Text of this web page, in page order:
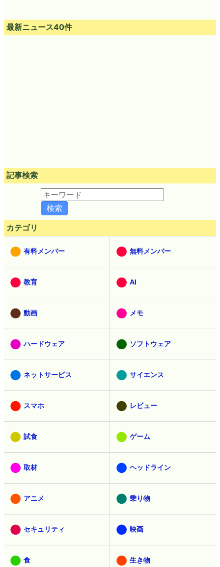
最新ニュース40件
記事検索
カテゴリ
有料メンバー 無料メンバー
教育 AI
動画 メモ
ハードウェア ソフトウェア
ネットサービス サイエンス
スマホ レビュー
試食 ゲーム
取材 ヘッドライン
アニメ 乗り物
セキュリティ 映画
食 生き物